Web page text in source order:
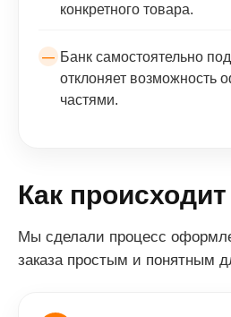
конкретного товара.
Банк самостоятельно
отклоняет возможность
частями.
Как происходит
Мы сделали процесс
заказа простым и понятным